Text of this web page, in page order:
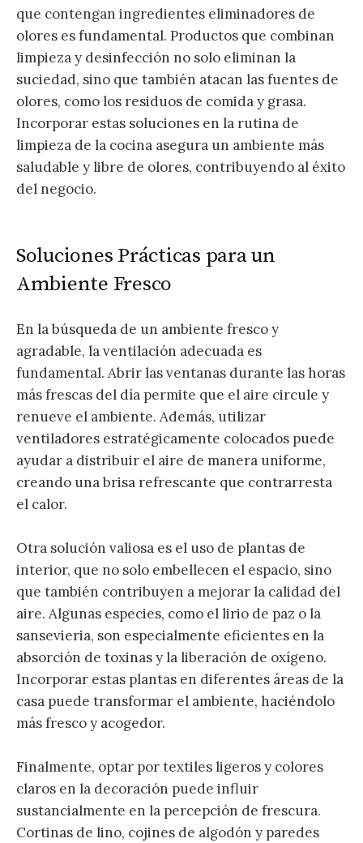
que contengan ingredientes eliminadores de
olores es fundamental. Productos que combinan
limpieza y desinfección no solo eliminan la
suciedad, sino que también atacan las fuentes de
olores, como los residuos de comida y grasa.
Incorporar estas soluciones en la rutina de
limpieza de la cocina asegura un ambiente más
saludable y libre de olores, contribuyendo al éxito
del negocio.
Soluciones Prácticas para un
Ambiente Fresco
En la búsqueda de un ambiente fresco y
agradable, la ventilación adecuada es
fundamental. Abrir las ventanas durante las horas
más frescas del día permite que el aire circule y
renueve el ambiente. Además, utilizar
ventiladores estratégicamente colocados puede
ayudar a distribuir el aire de manera uniforme,
creando una brisa refrescante que contrarresta
el calor.
Otra solución valiosa es el uso de plantas de
interior, que no solo embellecen el espacio, sino
que también contribuyen a mejorar la calidad del
aire. Algunas especies, como el lirio de paz o la
sansevieria, son especialmente eficientes en la
absorción de toxinas y la liberación de oxígeno.
Incorporar estas plantas en diferentes áreas de la
casa puede transformar el ambiente, haciéndolo
más fresco y acogedor.
Finalmente, optar por textiles ligeros y colores
claros en la decoración puede influir
sustancialmente en la percepción de frescura.
Cortinas de lino, cojines de algodón y paredes